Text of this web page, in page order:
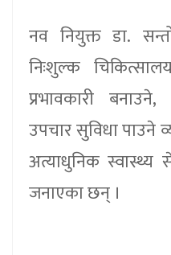
नव नियुक्त डा.
निःशुल्क
प्रभावकारी
उपचार सुविधा पाउने
अत्याधुनिक स्वास्थ्य
जनाएका छन् ।